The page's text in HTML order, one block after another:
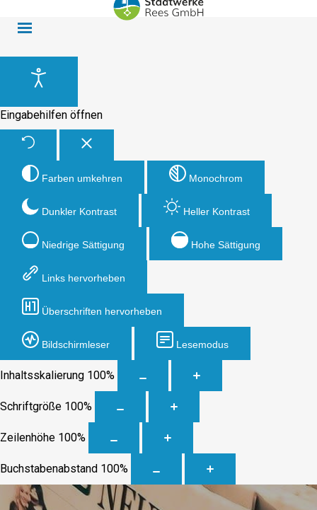
Eingabehilfen öffnen
Farben umkehren Monochrom
Dunkler Kontrast Heller Kontrast
Niedrige Sättigung Hohe Sättigung
Links hervorheben
Überschriften hervorheben
Bildschirmleser Lesemodus
Inhaltsskalierung 100%
Schriftgröße 100%
Zeilenhöhe 100%
Buchstabenabstand 100%